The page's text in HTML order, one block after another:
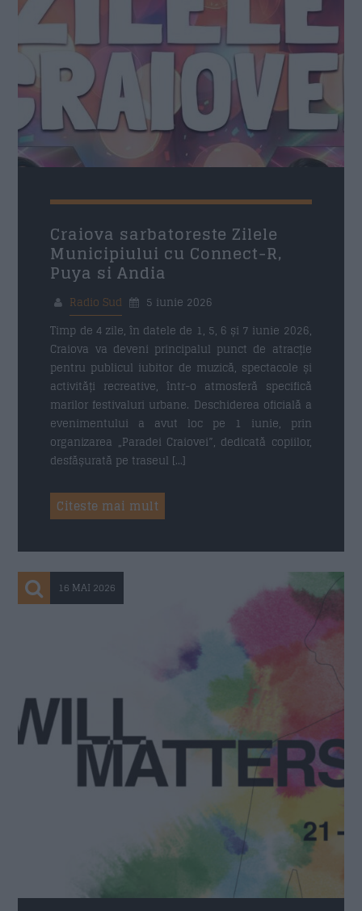
Nume*
Email *
Mesaj*
Trimite
Craiova sarbatoreste Zilele
Municipiului cu Connect-R,
Puya si Andia
Radio Sud
5 iunie 2026
Timp de 4 zile, în datele de 1, 5, 6 și 7 iunie 2026,
Craiova va deveni principalul punct de atracție
pentru publicul iubitor de muzică, spectacole și
activități recreative, într-o atmosferă specifică
marilor festivaluri urbane. Deschiderea oficială a
evenimentului a avut loc pe 1 iunie, prin
organizarea „Paradei Craiovei”, dedicată copiilor,
desfășurată pe traseul […]
Citeste mai mult
16 MAI 2026